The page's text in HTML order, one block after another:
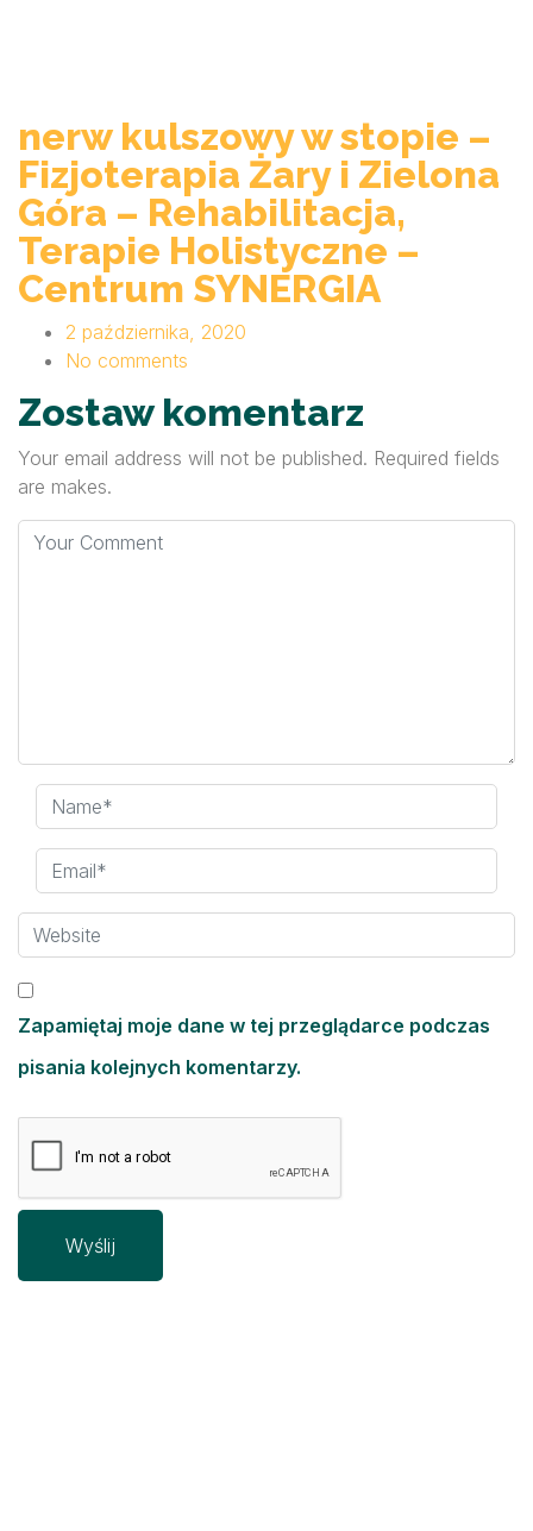
nerw kulszowy w stopie –
Fizjoterapia Żary i Zielona
Góra – Rehabilitacja,
Terapie Holistyczne –
Centrum SYNERGIA
2 października, 2020
No comments
Zostaw komentarz
Your email address will not be published. Required fields
are makes.
Zapamiętaj moje dane w tej przeglądarce podczas
pisania kolejnych komentarzy.